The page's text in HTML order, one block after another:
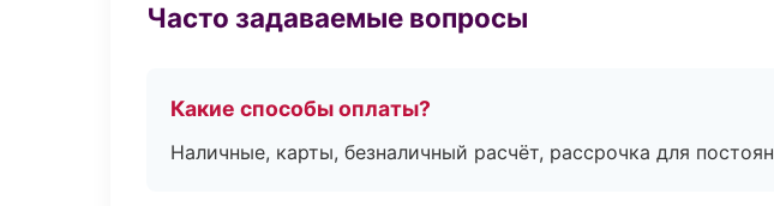
Часто задаваемые вопросы
Какие способы оплаты?
Наличные, карты, безналичный расчёт, рассрочка для